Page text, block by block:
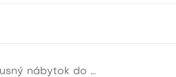
nábytok do obývačky